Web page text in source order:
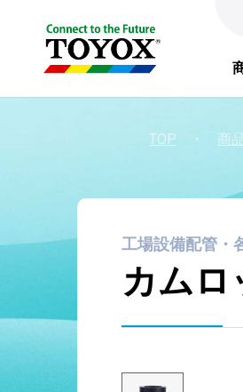
TOP ・ 商
工場設備配管・
カム